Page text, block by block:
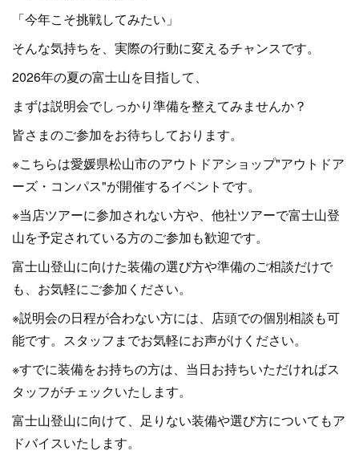
「今年こそ挑戦してみたい」
そんな気持ちを、実際の行動に変えるチャンスです。
2026年の夏の富士山を目指して、
まずは説明会でしっかり準備を整えてみませんか？
皆さまのご参加をお待ちしております。
※こちらは愛媛県松山市のアウトドアショップ"アウトドア
ーズ・コンパス"が開催するイベントです。
※当店ツアーに参加されない方や、他社ツアーで富士山登
山を予定されている方のご参加も歓迎です。
富士山登山に向けた装備の選び方や準備のご相談だけで
も、お気軽にご参加ください。
※説明会の日程が合わない方には、店頭での個別相談も可
能です。スタッフまでお気軽にお声がけください。
※すでに装備をお持ちの方は、当日お持ちいただければス
タッフがチェックいたします。
富士山登山に向けて、足りない装備や選び方についてもア
ドバイスいたします。